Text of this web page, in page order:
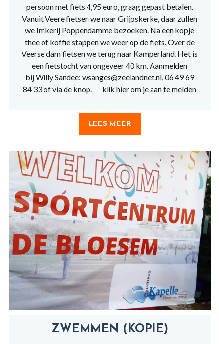
persoon met fiets 4,95 euro, graag gepast betalen.
Vanuit Veere fietsen we naar Grijpskerke, daar zullen
we Imkerij Poppendamme bezoeken. Na een kopje
thee of koffie stappen we weer op de fiets. Over de
Veerse dam fietsen we terug naar Kamperland. Het is
een fietstocht van ongeveer 40 km. Aanmelden
bij Willy Sandee: wsanges@zeelandnet.nl, 06 49 69
84 33 of via de knop. klik hier om je aan te melden
LEES MEER
ZWEMMEN (KOPIE)